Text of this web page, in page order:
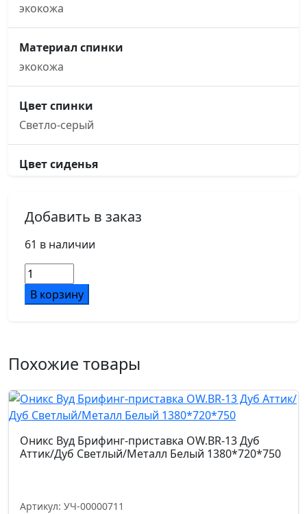
экокожа
Материал спинки
экокожа
Цвет спинки
Светло-серый
Цвет сиденья
Основание кресла
пятилучье, d680, черный металл
Подлокотники
черный металл с пластиковыми накладками
d50/PA
Механизм
топ-ган
Газпатрон мм.
Добавить в заказ
61 в наличии
Количество
товара
Кресло
Светло-
серый
В корзину
Похожие товары
Оникс Вуд Брифинг-приставка OW.BR-13 Дуб
Аттик/Дуб Светлый/Металл Белый 1380*720*750
Артикул: УЧ-00000711